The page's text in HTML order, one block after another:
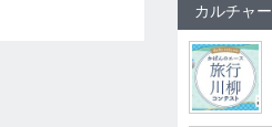
カルチャー